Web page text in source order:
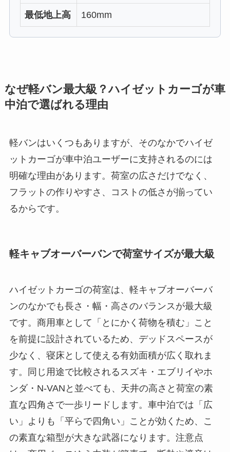
最低地上高 160mm
なぜ軽バン最大級？ハイゼットカーゴが車
中泊で選ばれる理由
軽バンはいくつもありますが、そのなかでハイゼ
ットカーゴが車中泊ユーザーに支持されるのには
明確な理由があります。荷室の広さだけでなく、
フラットの作りやすさ、コストの低さが揃ってい
るからです。
軽キャブオーバーバンで荷室サイズが最大級
ハイゼットカーゴの荷室は、軽キャブオーバーバ
ンのなかでも長さ・幅・高さのバランスが最大級
です。商用車として「とにかく荷物を積む」こと
を前提に設計されているため、デッドスペースが
少なく、寝床として使える有効面積が広く取れま
す。同じ用途で比較されるスズキ・エブリイやホ
ンダ・N-VANと並べても、天井の高さと荷室の素
直な四角さで一歩リードします。車中泊では「広
い」よりも「平らで四角い」ことが効くため、こ
の素直な箱型が大きな武器になります。注意点